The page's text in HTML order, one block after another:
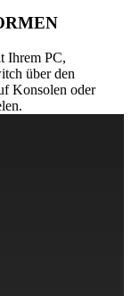
Ihrem PC,
über den
Konsolen oder